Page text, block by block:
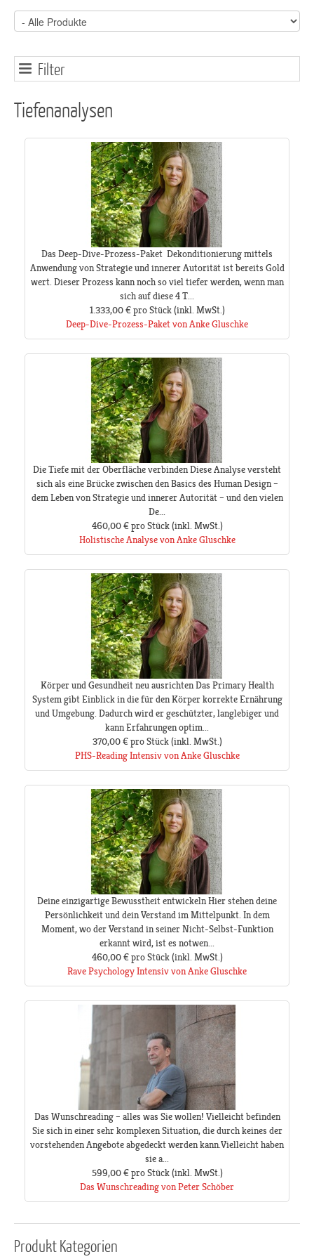
Filter
Tiefenanalysen
Das Deep-Dive-Prozess-Paket Dekonditionierung mittels
Anwendung von Strategie und innerer Autorität ist bereits Gold
wert. Dieser Prozess kann noch so viel tiefer werden, wenn man
sich auf diese 4 T...
1.333,00 € pro Stück(inkl. MwSt.)
Deep-Dive-Prozess-Paket von Anke Gluschke
Die Tiefe mit der Oberfläche verbinden Diese Analyse versteht
sich als eine Brücke zwischen den Basics des Human Design –
dem Leben von Strategie und innerer Autorität – und den vielen
De...
460,00 € pro Stück(inkl. MwSt.)
Holistische Analyse von Anke Gluschke
Körper und Gesundheit neu ausrichten Das Primary Health
System gibt Einblick in die für den Körper korrekte Ernährung
und Umgebung. Dadurch wird er geschützter, langlebiger und
kann Erfahrungen optim...
370,00 € pro Stück(inkl. MwSt.)
PHS-Reading Intensiv von Anke Gluschke
Deine einzigartige Bewusstheit entwickeln Hier stehen deine
Persönlichkeit und dein Verstand im Mittelpunkt. In dem
Moment, wo der Verstand in seiner Nicht-Selbst-Funktion
erkannt wird, ist es notwen...
460,00 € pro Stück(inkl. MwSt.)
Rave Psychology Intensiv von Anke Gluschke
Das Wunschreading – alles was Sie wollen! Vielleicht befinden
Sie sich in einer sehr komplexen Situation, die durch keines der
vorstehenden Angebote abgedeckt werden kann.Vielleicht haben
sie a...
599,00 € pro Stück(inkl. MwSt.)
Das Wunschreading von Peter Schöber
ProduktKategorien